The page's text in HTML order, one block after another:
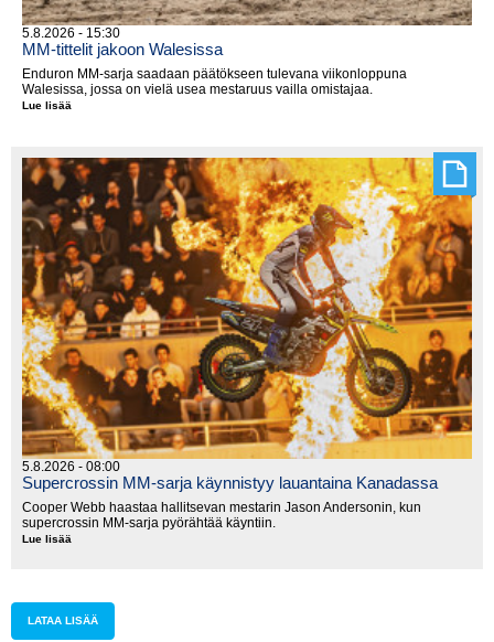
5.8.2026 - 15:30
MM-tittelit jakoon Walesissa
Enduron MM-sarja saadaan päätökseen tulevana viikonloppuna
Walesissa, jossa on vielä usea mestaruus vailla omistajaa.
Lue lisää
5.8.2026 - 08:00
Supercrossin MM-sarja käynnistyy lauantaina Kanadassa
Cooper Webb haastaa hallitsevan mestarin Jason Andersonin, kun
supercrossin MM-sarja pyörähtää käyntiin.
Lue lisää
lauantaina
Kanadassa
LATAA LISÄÄ